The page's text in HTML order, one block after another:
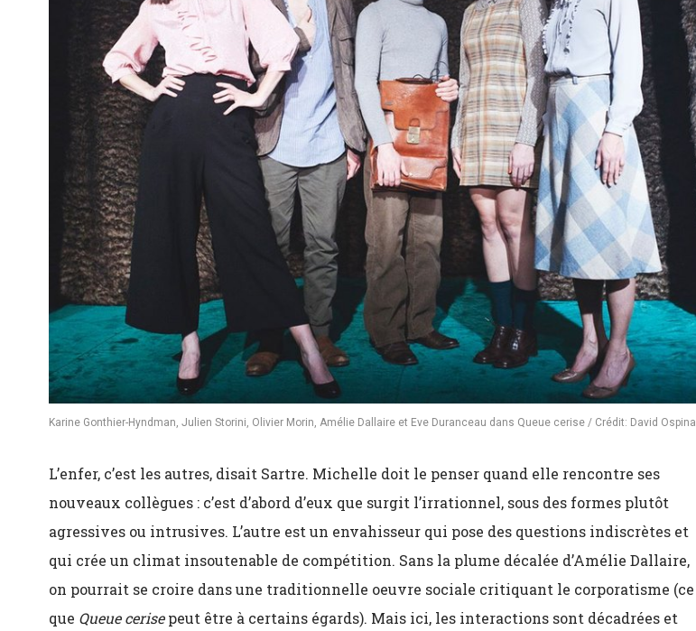
Karine Gonthier-Hyndman, Julien Storini, Olivier Morin, Amélie Dallaire et Eve Duranceau dans Queue cerise / Crédit: David Ospina
L’enfer, c’est les autres, disait Sartre. Michelle doit le penser quand elle rencontre ses
nouveaux collègues : c’est d’abord d’eux que surgit l’irrationnel, sous des formes plutôt
agressives ou intrusives. L’autre est un envahisseur qui pose des questions indiscrètes et
qui crée un climat insoutenable de compétition. Sans la plume décalée d’Amélie Dallaire,
on pourrait se croire dans une traditionnelle oeuvre sociale critiquant le corporatisme (ce
que Queue cerisepeut être à certains égards). Mais ici, les interactions sont décadrées et